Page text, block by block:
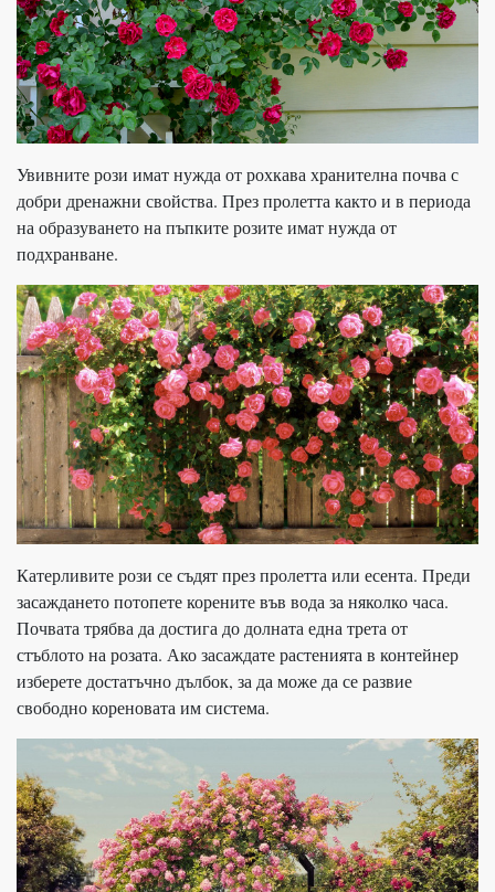
Увивните рози имат нужда от рохкава хранителна почва с
добри дренажни свойства. През пролетта както и в периода
на образуването на пъпките розите имат нужда от
подхранване.
Катерливите рози се съдят през пролетта или есента. Преди
засаждането потопете корените във вода за няколко часа.
Почвата трябва да достига до долната една трета от
стъблото на розата. Ако засаждате растенията в контейнер
изберете достатъчно дълбок, за да може да се развие
свободно кореновата им система.